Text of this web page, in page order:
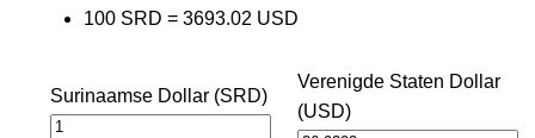
100 SRD = 3693.02 USD
Surinaamse Dollar (SRD)
Verenigde Staten Dollar
(USD)